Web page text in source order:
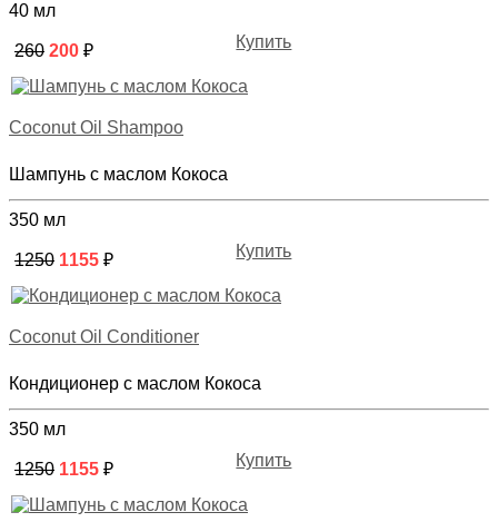
40 мл
260 200 ₽ Купить
Coconut Oil Shampoo
Шампунь с маслом Кокоса
350 мл
1250 1155 ₽ Купить
Coconut Oil Conditioner
Кондиционер с маслом Кокоса
350 мл
1250 1155 ₽ Купить